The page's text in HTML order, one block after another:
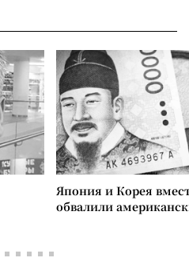
Япония и Корея
обвалили